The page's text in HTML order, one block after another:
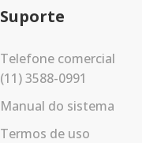
Suporte
Telefone comercial
(11) 3588-0991
Manual do sistema
Termos de uso